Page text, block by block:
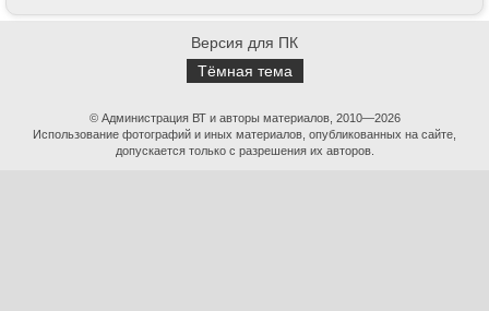
Версия для ПК
Тёмная тема
© Администрация ВТ и авторы материалов, 2010—2026
Использование фотографий и иных материалов, опубликованных на сайте,
допускается только с разрешения их авторов.